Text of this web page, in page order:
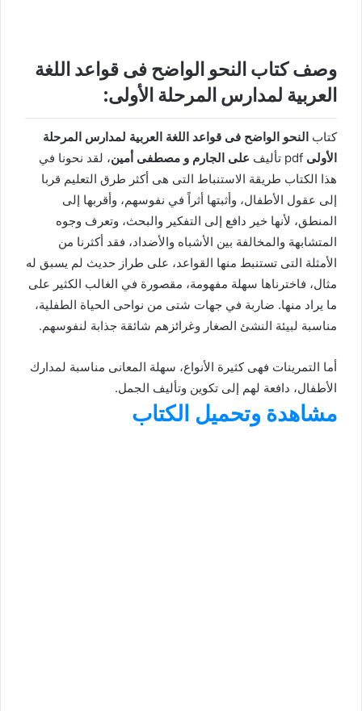
وصف كتاب النحو الواضح فى قواعد اللغة
العربية لمدارس المرحلة الأولى:
كتاب النحو الواضح فى قواعد اللغة العربية لمدارس المرحلة
الأولى
على الجارم و مصطفى أمين، لقد نحونا في
هذا الكتاب طريقة الاستنباط التى هى أكثر طرق التعليم قربا
إلى عقول الأطفال، وأثبتها أثراً في نفوسهم، وأقربها إلى
المنطق، لأنها خير دافع إلى التفكير والبحث، وتعرف وجوه
المتشابهة والمخالفة بين الأشباه والأضداد، فقد أكثرنا من
الأمثلة التى تستنبط منها القواعد، على طراز حديث لم يسبق له
مثال، فاخترناها سهلة مفهومة، مقصورة في الغالب الكثير على
ما يراد منها. ضاربة في جهات شتى من نواحى الحياة الطفلية،
مناسبة لبيئة النشئ الصغار وغرائزهم شائقة جذابة لنفوسهم.
أما التمرينات فهى كثيرة الأنواع، سهلة المعانى مناسبة لمدارك
الأطفال، دافعة لهم إلى تكوين وتأليف الجمل.
مشاهدة وتحميل الكتاب